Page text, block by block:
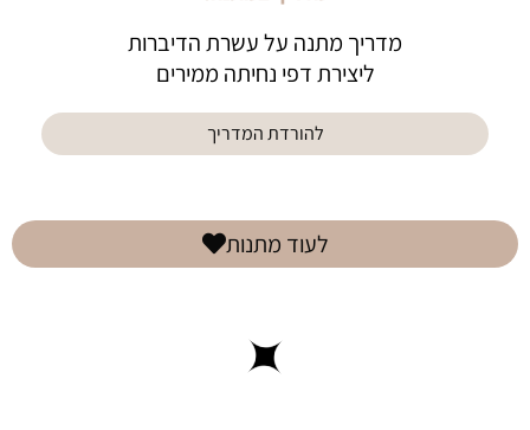
מדריך מתנה על עשרת הדיברות
ליצירת דפי נחיתה ממירים
להורדת המדריך
לעוד מתנות